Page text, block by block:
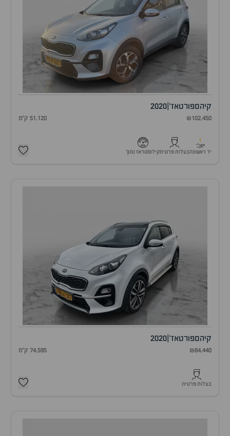
קיהספורטאז' 2020
₪102,450 51,120 ק"מ
1
יד ראשונהבעלות פרטיתקילומטראז נמוך
קיהספורטאז' 2020
₪84,440 74,595 ק"מ
בעלות פרטית